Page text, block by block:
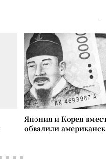
Япония и Корея
обвалили